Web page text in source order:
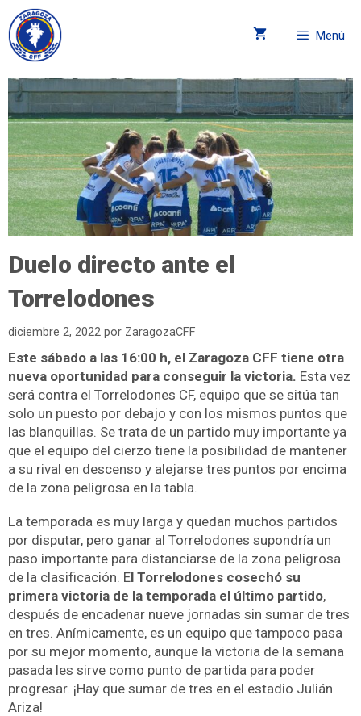
Menú
Duelo directo ante el
Torrelodones
diciembre 2, 2022 por ZaragozaCFF
Este sábado a las 16:00 h, el Zaragoza CFF tiene otra
nueva oportunidad para conseguir la victoria. Esta vez
será contra el Torrelodones CF, equipo que se sitúa tan
solo un puesto por debajo y con los mismos puntos que
las blanquillas. Se trata de un partido muy importante ya
que el equipo del cierzo tiene la posibilidad de mantener
a su rival en descenso y alejarse tres puntos por encima
de la zona peligrosa en la tabla.
La temporada es muy larga y quedan muchos partidos
por disputar, pero ganar al Torrelodones supondría un
paso importante para distanciarse de la zona peligrosa
de la clasificación. El Torrelodones cosechó su
primera victoria de la temporada el último partido,
después de encadenar nueve jornadas sin sumar de tres
en tres. Anímicamente, es un equipo que tampoco pasa
por su mejor momento, aunque la victoria de la semana
pasada les sirve como punto de partida para poder
progresar. ¡Hay que sumar de tres en el estadio Julián
Ariza!